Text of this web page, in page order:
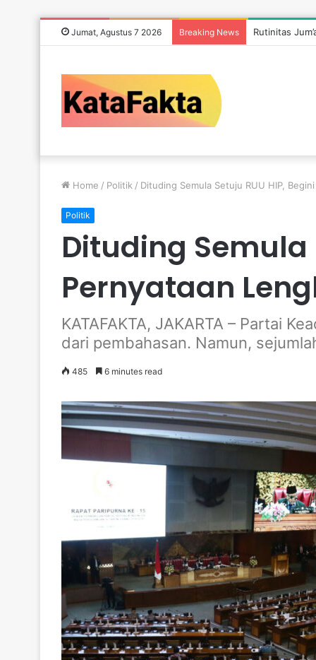
Jumat, Agustus 7 2026 Breaking News Rutinitas
Home / Politik / Dituding Semula Setuju RUU HIP,
Politik
Dituding Semula
Pernyataan
KATAFAKTA, JAKARTA – Partai
dari pembahasan. Namun,
485 6 minutes read